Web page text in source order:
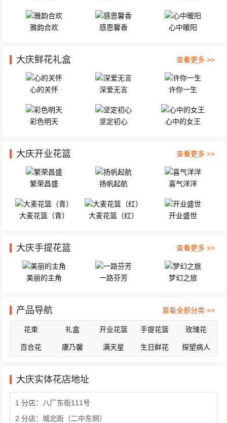
雅韵合欢 感恩馨香 心中暖阳
大庆鲜花礼盒 查看更多 >>
心的关怀 深爱无言 许你一生
彩色明天 坚定初心 心中的女王
大庆开业花篮 查看更多 >>
繁荣昌盛 扬帆起航 喜气洋洋
大麦花篮（青） 大麦花篮（红） 开业盛世
大庆手提花篮 查看更多 >>
美丽的主角 一路芬芳 梦幻之旅
产品导航 查看全部分类 >>
花束 礼盒 开业花篮 手提花篮 玫瑰花
百合花 康乃馨 满天星 生日鲜花 探望病人
大庆实体花店地址
1 分店：八厂东街111号
2 分店：城北街（二中东侧）